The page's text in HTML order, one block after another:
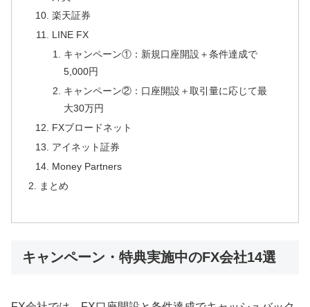
楽天証券
LINE FX
キャンペーン①：新規口座開設＋条件達成で
5,000円
キャンペーン②：口座開設＋取引量に応じて最
大30万円
FXブロードネット
アイネット証券
Money Partners
まとめ
キャンペーン・特典実施中のFX会社14選